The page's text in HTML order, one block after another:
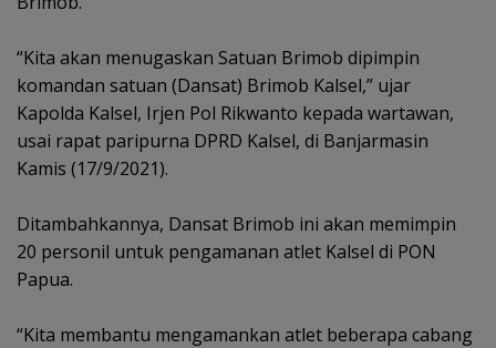
“Kita akan menugaskan Satuan Brimob dipimpin
komandan satuan (Dansat) Brimob Kalsel,” ujar
Kapolda Kalsel, Irjen Pol Rikwanto kepada wartawan,
usai rapat paripurna DPRD Kalsel, di Banjarmasin
Kamis (17/9/2021).
Ditambahkannya, Dansat Brimob ini akan memimpin
20 personil untuk pengamanan atlet Kalsel di PON
Papua.
“Kita membantu mengamankan atlet beberapa cabang